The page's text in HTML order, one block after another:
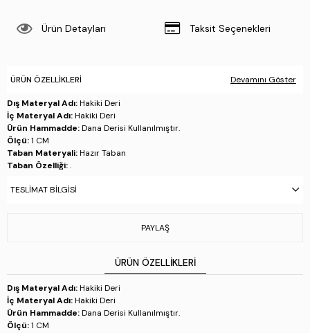
Ürün Detayları Taksit Seçenekleri
ÜRÜN ÖZELLIKLERI Devamını Göster
Dış Materyal Adı:Hakiki Deri
İç Materyal Adı:Hakiki Deri
Ürün Hammadde:Dana Derisi Kullanılmıştır.
Ölçü:1 CM
Taban Materyali:Hazır Taban
Taban Özelliği:.
Üretim Yeri:İtalya
TESLIMAT BILGISI
PAYLAŞ
ÜRÜN ÖZELLIKLERI
Dış Materyal Adı:Hakiki Deri
İç Materyal Adı:Hakiki Deri
Ürün Hammadde:Dana Derisi Kullanılmıştır.
Ölçü:1 CM